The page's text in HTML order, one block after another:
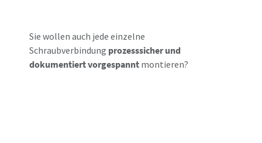
Sie wollen auch jede einzelne
Schraubverbindung prozesssicher und
dokumentiert vorgespanntmontieren?